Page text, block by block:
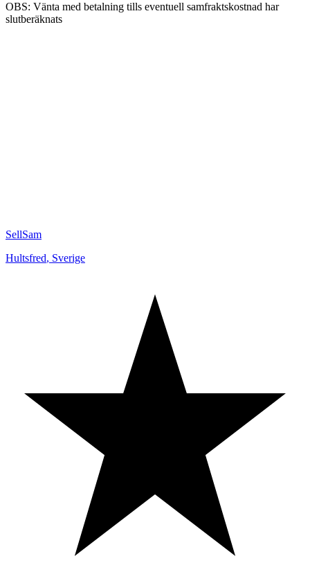
OBS: Vänta med betalning tills eventuell samfraktskostnad har
slutberäknats
SellSam
Hultsfred, Sverige